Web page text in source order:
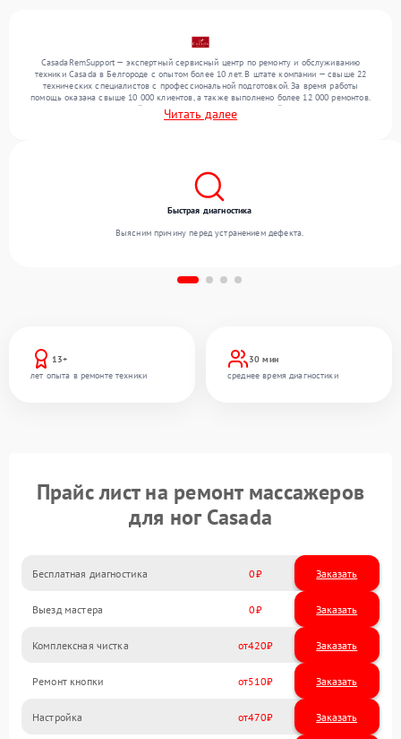
CasadaRemSupport — экспертный сервисный центр по ремонту и обслуживанию
техники Casada в Белгороде с опытом более 10 лет. В штате компании — свыше 22
технических специалистов с профессиональной подготовкой. За время работы
помощь оказана свыше 10 000 клиентов, а также выполнено более 12 000 ремонтов.
Ежемесячно в сервисный центр поступает более 300 устройств, включая , , . Мы
устраняем поломки любой сложности и поддерживаем высокий стандарт качества
Читать далее
13+
лет опыта в ремонте техники
30 мин
среднее время диагностики
Быстрая диагностика
Выясним причину перед устранением дефекта.
Прайс лист на ремонт массажеров
для ног Casada
Бесплатная диагностика 0 Заказать
Выезд мастера 0 Заказать
Комплексная чистка 420
Ремонт кнопки 510
Настройка 470